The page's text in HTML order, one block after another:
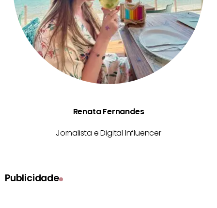
Renata Fernandes
Jornalista e Digital Influencer
Publicidade